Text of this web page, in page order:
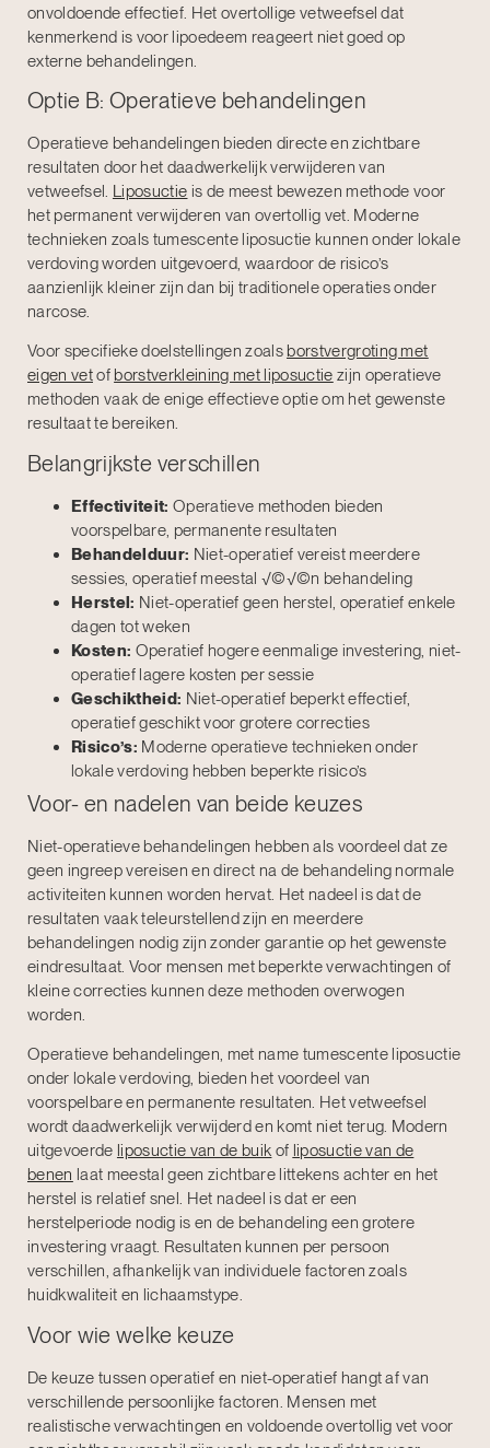
onvoldoende effectief. Het overtollige vetweefsel dat
kenmerkend is voor lipoedeem reageert niet goed op
externe behandelingen.
Optie B: Operatieve behandelingen
Operatieve behandelingen bieden directe en zichtbare
resultaten door het daadwerkelijk verwijderen van
vetweefsel. Liposuctie is de meest bewezen methode voor
het permanent verwijderen van overtollig vet. Moderne
technieken zoals tumescente liposuctie kunnen onder lokale
verdoving worden uitgevoerd, waardoor de risico’s
aanzienlijk kleiner zijn dan bij traditionele operaties onder
narcose.
Voor specifieke doelstellingen zoals borstvergroting met
eigen vetof borstverkleining met liposuctie zijn operatieve
methoden vaak de enige effectieve optie om het gewenste
resultaat te bereiken.
Belangrijkste verschillen
Effectiviteit: Operatieve methoden bieden
voorspelbare, permanente resultaten
Behandelduur: Niet-operatief vereist meerdere
sessies, operatief meestal √©√©n behandeling
Herstel: Niet-operatief geen herstel, operatief enkele
dagen tot weken
Kosten: Operatief hogere eenmalige investering, niet-
operatief lagere kosten per sessie
Geschiktheid: Niet-operatief beperkt effectief,
operatief geschikt voor grotere correcties
Risico’s: Moderne operatieve technieken onder
lokale verdoving hebben beperkte risico’s
Voor- en nadelen van beide keuzes
Niet-operatieve behandelingen hebben als voordeel dat ze
geen ingreep vereisen en direct na de behandeling normale
activiteiten kunnen worden hervat. Het nadeel is dat de
resultaten vaak teleurstellend zijn en meerdere
behandelingen nodig zijn zonder garantie op het gewenste
eindresultaat. Voor mensen met beperkte verwachtingen of
kleine correcties kunnen deze methoden overwogen
worden.
Operatieve behandelingen, met name tumescente liposuctie
onder lokale verdoving, bieden het voordeel van
voorspelbare en permanente resultaten. Het vetweefsel
wordt daadwerkelijk verwijderd en komt niet terug. Modern
uitgevoerde liposuctie van de buik of liposuctie van de
benen laat meestal geen zichtbare littekens achter en het
herstel is relatief snel. Het nadeel is dat er een
herstelperiode nodig is en de behandeling een grotere
investering vraagt. Resultaten kunnen per persoon
verschillen, afhankelijk van individuele factoren zoals
huidkwaliteit en lichaamstype.
Voor wie welke keuze
De keuze tussen operatief en niet-operatief hangt af van
verschillende persoonlijke factoren. Mensen met
realistische verwachtingen en voldoende overtollig vet voor